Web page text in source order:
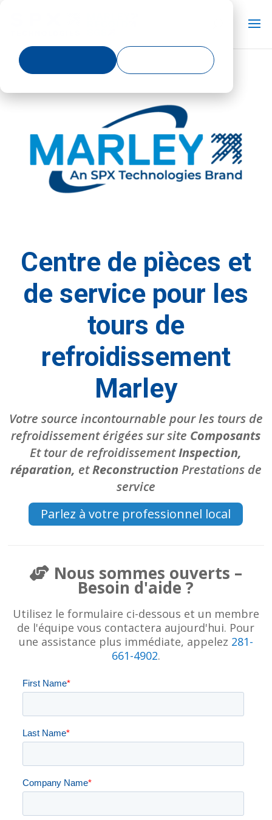
Centre de pièces et
de service pour les
tours de
refroidissement
Marley
Votre source incontournable pour les tours de
refroidissement érigées sur site Composants
Et tour de refroidissementInspection,
réparation, etReconstruction Prestations de
service
Parlez à votre professionnel local
Nous sommes ouverts –
Besoin d'aide ?
Utilisez le formulaire ci-dessous et un membre
de l'équipe vous contactera aujourd'hui. Pour
une assistance plus immédiate, appelez 281-
661-4902.